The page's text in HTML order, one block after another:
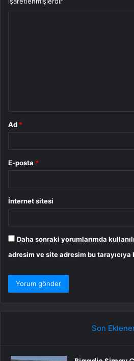
Ad *
E-posta *
İnternet sitesi
Daha sonraki yorumlarımda
adresim ve site adresim bu
Son